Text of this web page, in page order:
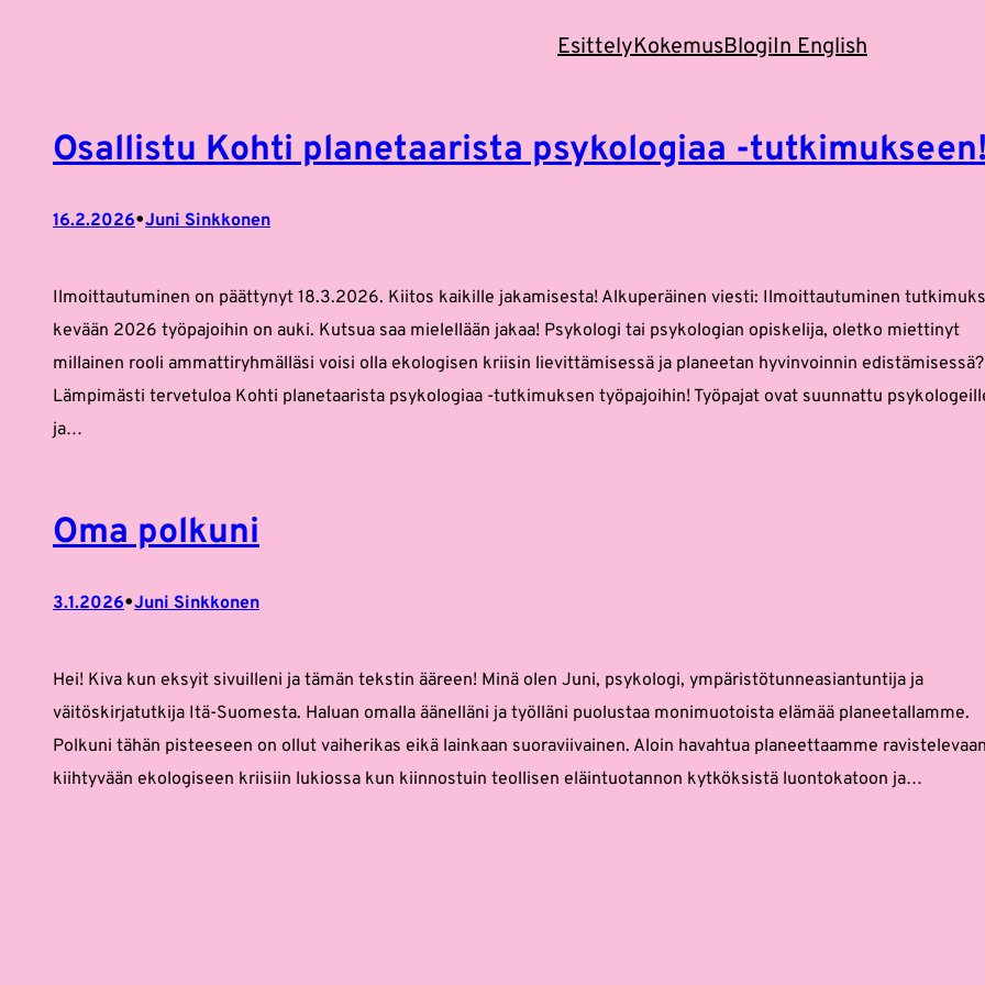
EsittelyKokemusBlogiIn English
Osallistu Kohti planetaarista psykologiaa -
16.2.2026•Juni Sinkkonen
Ilmoittautuminen on päättynyt 18.3.2026. Kiitos kaikille jakamisesta! Alkuperäinen viesti: Ilmoittautuminen
kevään 2026 työpajoihin on auki. Kutsua saa mielellään jakaa! Psykologi tai psykologian opiskelija, oletko miettinyt
millainen rooli ammattiryhmälläsi voisi olla ekologisen kriisin lievittämisessä ja planeetan hyvinvoinnin edistämisessä?
Lämpimästi tervetuloa Kohti planetaarista psykologiaa -tutkimuksen työpajoihin! Työpajat ovat suunnattu
ja…
Oma polkuni
3.1.2026•Juni Sinkkonen
Hei! Kiva kun eksyit sivuilleni ja tämän tekstin ääreen! Minä olen Juni, psykologi, ympäristötunneasiantuntija ja
väitöskirjatutkija Itä-Suomesta. Haluan omalla äänelläni ja työlläni puolustaa monimuotoista elämää planeetallamme.
Polkuni tähän pisteeseen on ollut vaiherikas eikä lainkaan suoraviivainen. Aloin havahtua planeettaamme
kiihtyvään ekologiseen kriisiin lukiossa kun kiinnostuin teollisen eläintuotannon kytköksistä luontokatoon ja…